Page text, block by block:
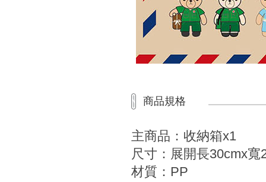
商品規格
主商品：收納箱x1
尺寸：展開長30cmx
材質：PP